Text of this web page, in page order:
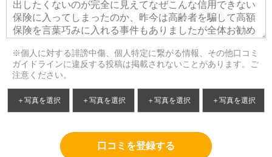
※個人に対する誹謗中傷、個人特定に繋がる情報、その他口コミ
ガイドラインに違反する投稿は掲載されないことがあります。ご
注意ください。
＋写真を選択 ＋写真を選択 ＋写真を選択 ＋写真を選択
口コミを登録する